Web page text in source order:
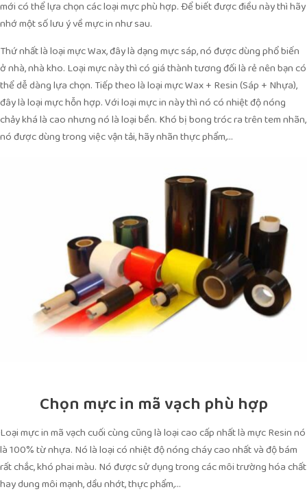
mới có thể lựa chọn các loại mực phù hợp. Để biết được điều này thì hãy
nhớ một số lưu ý về mực in như sau.
Thứ nhất là loại mực Wax, đây là dạng mực sáp, nó được dùng phổ biến
ở nhà, nhà kho. Loại mực này thì có giá thành tương đối là rẻ nên bạn có
thể dễ dàng lựa chọn. Tiếp theo là loại mực Wax + Resin (Sáp + Nhựa),
đây là loại mực hỗn hợp. Với loại mực in này thì nó có nhiệt độ nóng
chảy khá là cao nhưng nó là loại bền. Khó bị bong tróc ra trên tem nhãn,
nó được dùng trong việc vận tải, hãy nhãn thực phẩm,…
Chọn mực in mã vạch phù hợp
Loại mực in mã vạch cuối cùng cũng là loại cao cấp nhất là mực Resin nó
là 100% từ nhựa. Nó là loại có nhiệt độ nóng cháy cao nhất và độ bám
rất chắc, khó phai màu. Nó được sử dụng trong các môi trường hóa chất
hay dung môi mạnh, dầu nhớt, thực phẩm,…